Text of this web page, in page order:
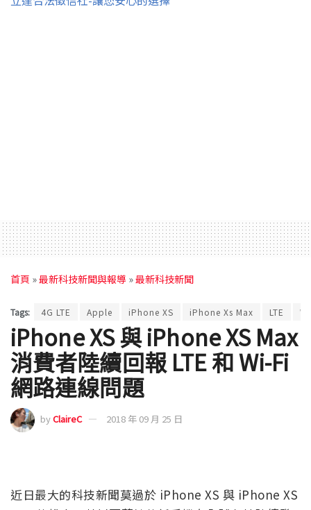
首頁 »最新科技新聞與報導 »最新科技新聞
Tags: 4G LTE Apple iPhone XS iPhone Xs Max LTE
iPhone XS 與 iPhone XS Max
消費者陸續回報 LTE 和 Wi-Fi
網路連線問題
byClaireC 2018 年 09 月 25 日
近日最大的科技新聞莫過於 iPhone XS 與 iPhone XS